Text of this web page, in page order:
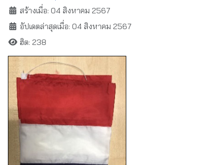
สร้างเมื่อ: 04 สิงหาคม 2567
อัปเดตล่าสุดเมื่อ: 04 สิงหาคม 2567
ฮิต: 238